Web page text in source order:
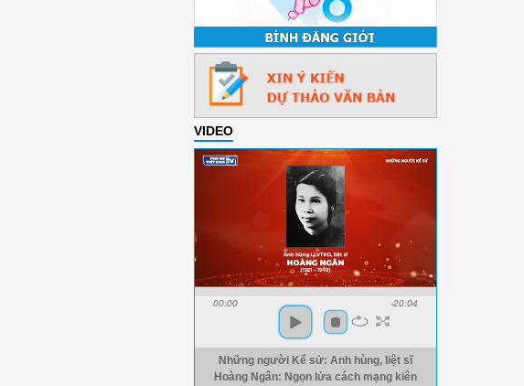
VIDEO
00:00 -20:04
Những người Kể sử: Anh hùng, liệt sĩ
Hoàng Ngân: Ngọn lửa cách mạng kiên